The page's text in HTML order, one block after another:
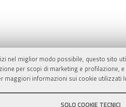
nel miglior modo possibile, questo sito
per scopi di marketing e
maggiori informazioni sui cookie utilizzati
SOLO COOKIE TECNICI